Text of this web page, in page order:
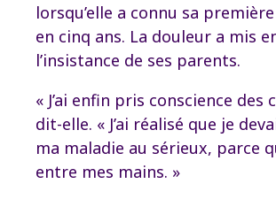
lorsqu’elle a connu sa
en cinq ans. La douleur a mis
l’insistance de ses parents.
« J’ai enfin pris conscience des
dit-elle. « J’ai réalisé que je
ma maladie au sérieux, parce
entre mes mains. »